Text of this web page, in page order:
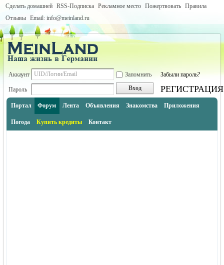
Сделать домашней RSS-Подписка Рекламное место Пожертвовать Правила
Отзывы Email: info@meinland.ru
Аккаунт Запомнить Забыли пароль?
Пароль Вход РЕГИСТРАЦИЯ
Портал Форум Лента Объявления Знакомства Приложения
Погода Купить кредиты Контакт